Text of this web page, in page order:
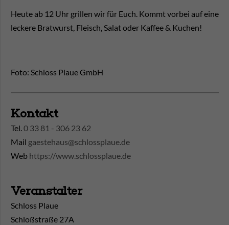
Heute ab 12 Uhr grillen wir für Euch. Kommt vorbei auf eine
leckere Bratwurst, Fleisch, Salat oder Kaffee & Kuchen!
Foto: Schloss Plaue GmbH
Kontakt
Tel.0 33 81 - 306 23 62
Mail gaestehaus@schlossplaue.de
Web https://www.schlossplaue.de
Veranstalter
Schloss Plaue
Schloßstraße 27A